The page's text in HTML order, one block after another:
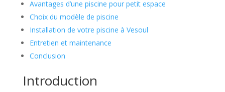
Avantages d’une piscine pour petit espace
Choix du modèle de piscine
Installation de votre piscine à Vesoul
Entretien et maintenance
Conclusion
Introduction